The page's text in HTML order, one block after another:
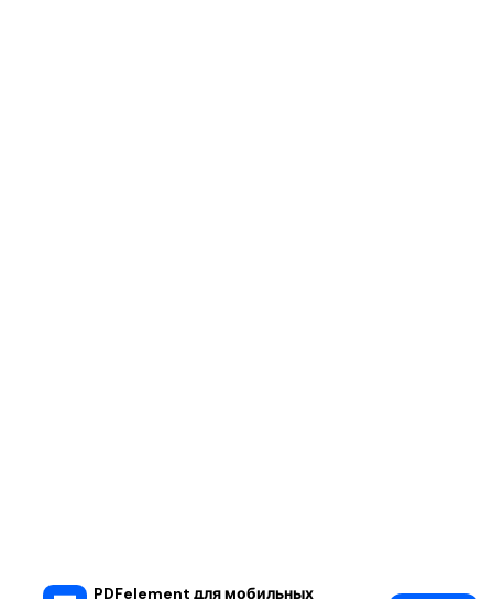
PDFelement для мобильных